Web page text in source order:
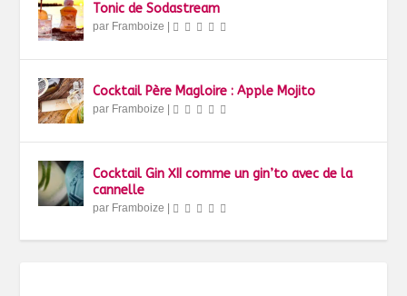
Tonic de Sodastream
par Framboize
Cocktail Père Magloire : Apple Mojito
par Framboize
Cocktail Gin XII comme un gin’to avec de la
cannelle
par Framboize